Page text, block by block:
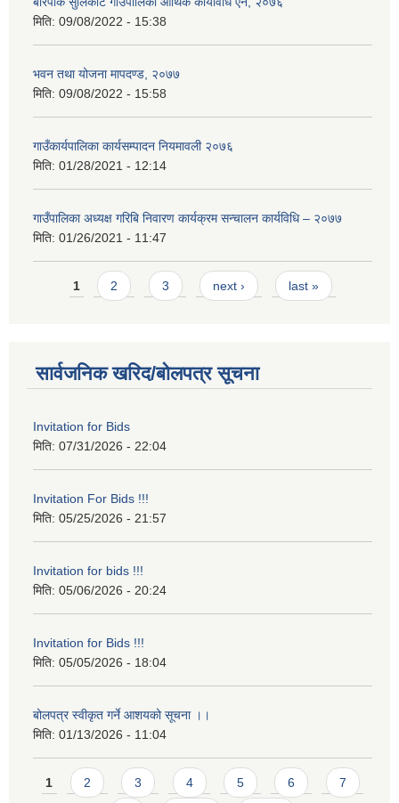
मिति: 09/08/2022 - 15:38
भवन तथा योजना मापदण्ड, २०७७
मिति: 09/08/2022 - 15:58
गाउँकार्यपालिका कार्यसम्पादन नियमावली २०७६
मिति: 01/28/2021 - 12:14
गाउँपालिका अध्यक्ष गरिबि निवारण कार्यक्रम सन्चालन कार्यविधि – २०७७
मिति: 01/26/2021 - 11:47
Pages
1 2 3 next › last »
सार्वजनिक खरिद/बोलपत्र सूचना
Invitation for Bids
मिति: 07/31/2026 - 22:04
Invitation For Bids !!!
मिति: 05/25/2026 - 21:57
Invitation for bids !!!
मिति: 05/06/2026 - 20:24
Invitation for Bids !!!
मिति: 05/05/2026 - 18:04
बोलपत्र स्वीकृत गर्ने आशयको सूचना ।।
मिति: 01/13/2026 - 11:04
Pages
1 2 3 4 5 6 7